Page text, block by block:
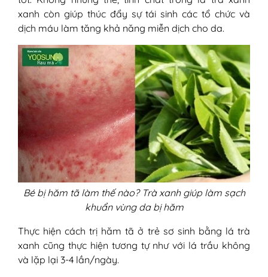
xanh còn giúp thúc đẩy sự tái sinh các tổ chức và
dịch máu làm tăng khả năng miễn dịch cho da.
Bé bị hăm tã làm thế nào? Trà xanh giúp làm sạch
khuẩn vùng da bị hăm
Thực hiện cách trị hăm tã ở trẻ sơ sinh bằng lá trà
xanh cũng thực hiện tương tự như với lá trầu không
và lặp lại 3-4 lần/ngày.